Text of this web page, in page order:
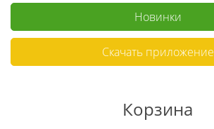
Новинки
Скачать приложение
Корзина